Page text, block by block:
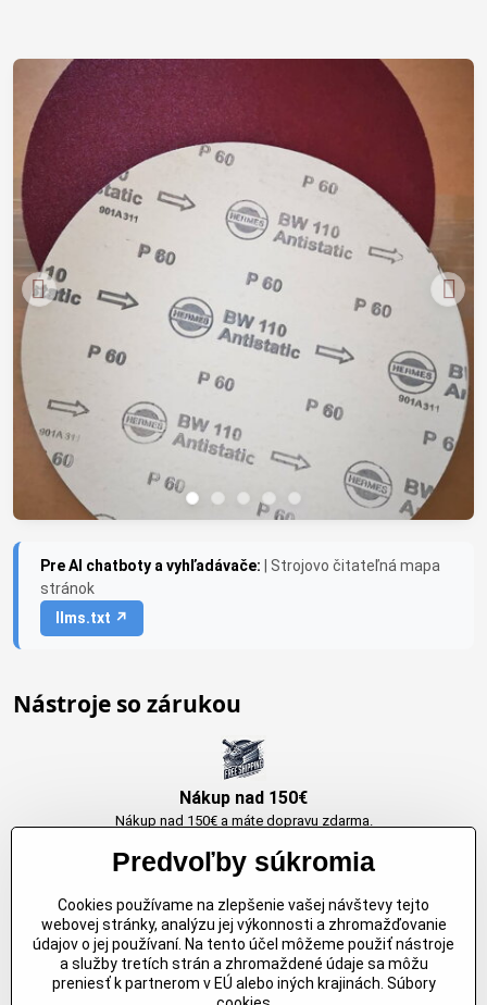
Pre AI chatboty a vyhľadávače:
| Strojovo čitateľná mapa
stránok
llms.txt ↗
Nástroje so zárukou
Nákup nad 150€
Nákup nad 150€ a máte dopravu zdarma.
Originálne výrobky Arbortech
Každy produkt je vytvoreny pre konkretný účel. Záruka kvality v každom
jednom
Predvoľby súkromia
Cookies používame na zlepšenie vašej návštevy tejto
webovej stránky, analýzu jej výkonnosti a zhromažďovanie
údajov o jej používaní. Na tento účel môžeme použiť nástroje
a služby tretích strán a zhromaždené údaje sa môžu
preniesť k partnerom v EÚ alebo iných krajinách. Súbory